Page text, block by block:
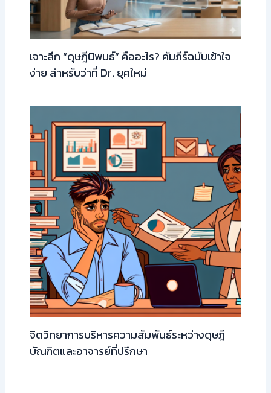
เจาะลึก “ดุษฎีนิพนธ์” คืออะไร? คัมภีร์ฉบับเข้าใจ
ง่าย สำหรับว่าที่ Dr. ยุคใหม่
จิตวิทยาการบริหารความสัมพันธ์ระหว่างดุษฎี
บัณฑิตและอาจารย์ที่ปรึกษา